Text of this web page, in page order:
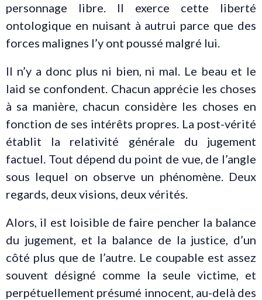
personnage libre. Il exerce cette liberté
ontologique en nuisant à autrui parce que des
forces malignes l’y ont poussé malgré lui.
Il n’y a donc plus ni bien, ni mal. Le beau et le
laid se confondent. Chacun apprécie les choses
à sa manière, chacun considère les choses en
fonction de ses intérêts propres. La post-vérité
établit la relativité générale du jugement
factuel. Tout dépend du point de vue, de l’angle
sous lequel on observe un phénomène. Deux
regards, deux visions, deux vérités.
Alors, il est loisible de faire pencher la balance
du jugement, et la balance de la justice, d’un
côté plus que de l’autre. Le coupable est assez
souvent désigné comme la seule victime, et
perpétuellement présumé innocent, au-delà des